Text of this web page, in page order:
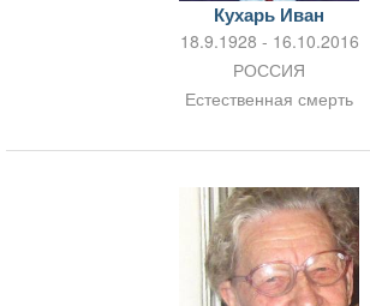
Кухарь Иван
18.9.1928 - 16.10.2016
РОССИЯ
Естественная смерть